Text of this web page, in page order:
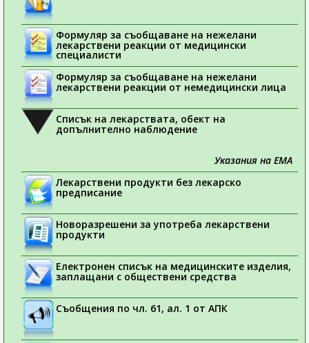
Формуляр за съобщаване на нежелани
лекарствени реакции от медицински
специалисти
Формуляр за съобщаване на нежелани
лекарствени реакции от немедицински лица
Списък на лекарствата, обект на
допълнително наблюдение
Указания на ЕМА
Лекарствени продукти без лекарско
предписание
Новоразрешени за употреба лекарствени
продукти
Електронен списък на медицинските изделия,
заплащани с обществени средства
Съобщения по чл. 61, ал. 1 от АПК